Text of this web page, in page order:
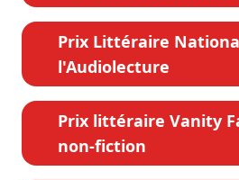
Prix Littéraire
l'Audiolecture
Prix littéraire Vanity
non-fiction